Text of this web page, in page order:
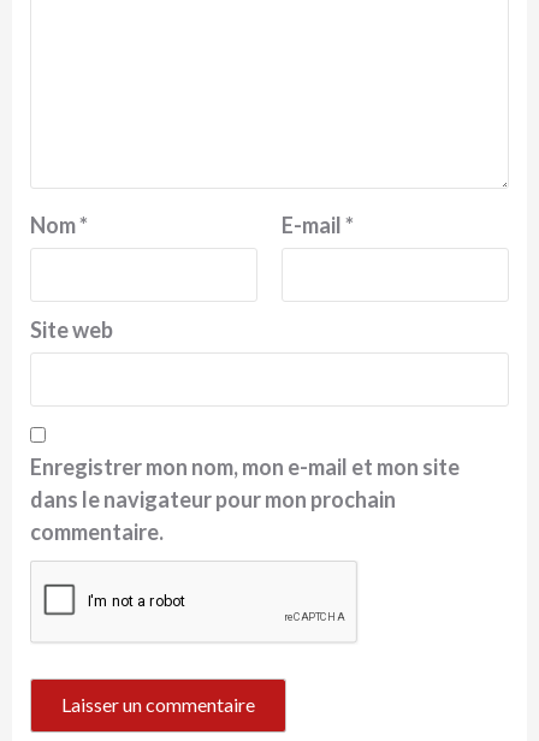
Nom* E-mail*
Site web
Enregistrer mon nom, mon e-mail et mon site
dans le navigateur pour mon prochain
commentaire.